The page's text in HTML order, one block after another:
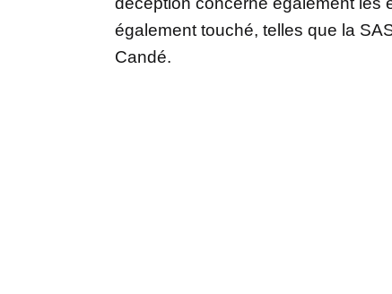
également touché, telles que la
Candé.